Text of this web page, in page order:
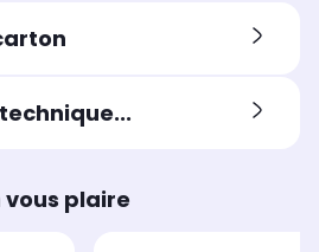
Type d'installation
plaire